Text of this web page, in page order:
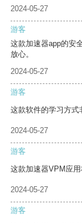
2024-05-27
游客
这款加速器app的安
放心。
2024-05-27
游客
这款软件的学习方式
2024-05-27
游客
这款加速器VPM应
2024-05-27
游客